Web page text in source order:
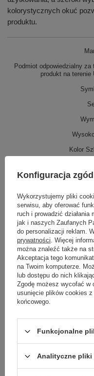
kolorystycznych okuć
produktu.
Podmiot odpowiedzialny za
produkt na terenie
Kolor
Potrzebujesz
najciekawsze pytania i
dla innych.
Treść twojej opinii
Dodaj własne zdjęcie
Konfiguracja zgód
Wykorzystujemy pliki
serwisu, aby oferować
ruch i prowadzić działania
jak i naszych Zaufanych
do personalizacji reklam.
prywatności . Więcej
można znaleźć także na
Akceptacja tego
na Twoim komputerze.
lub dostępu do nich
Zgodę możesz wycofać w
usunięcie plików cookies
końcowego.
Funkcjonalne
Analityczne pliki